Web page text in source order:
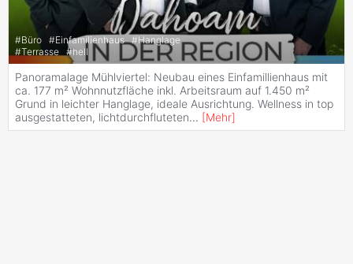
#Büro #Einfamilienhaus #Hanglage
#Terrasse #hell
Panoramalage Mühlviertel: Neubau eines Einfamillienhaus mit
ca. 177 m² Wohnnutzfläche inkl. Arbeitsraum auf 1.450 m²
Grund in leichter Hanglage, ideale Ausrichtung. Wellness in top
ausgestatteten, lichtdurchfluteten... [Mehr]